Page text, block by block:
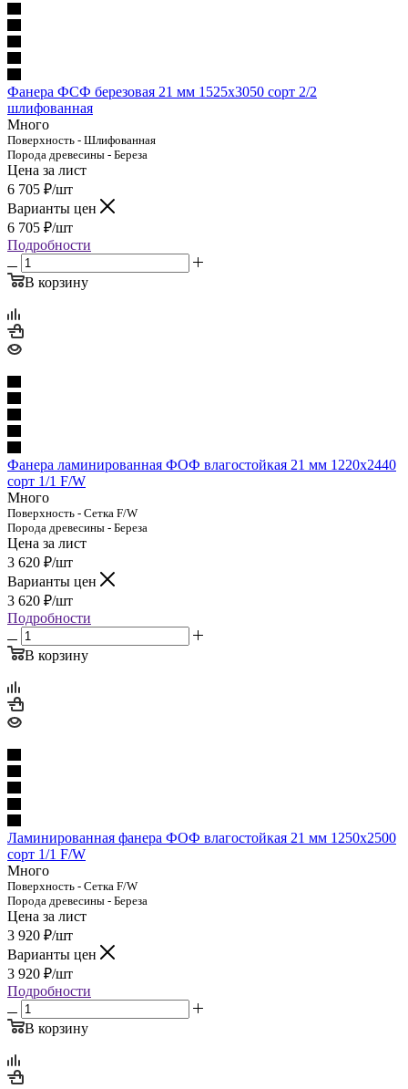
Фанера ФСФ березовая 21 мм 1525х3050 сорт 2/2
шлифованная
Много
Поверхность - Шлифованная
Порода древесины - Береза
Цена за лист
6 705 ₽/шт
Варианты цен
6 705 ₽/шт
Подробности
В корзину
Фанера ламинированная ФОФ влагостойкая 21 мм 1220х2440
сорт 1/1 F/W
Много
Поверхность - Сетка F/W
Порода древесины - Береза
Цена за лист
3 620 ₽/шт
Варианты цен
3 620 ₽/шт
Подробности
В корзину
Ламинированная фанера ФОФ влагостойкая 21 мм 1250х2500
сорт 1/1 F/W
Много
Поверхность - Сетка F/W
Порода древесины - Береза
Цена за лист
3 920 ₽/шт
Варианты цен
3 920 ₽/шт
Подробности
В корзину